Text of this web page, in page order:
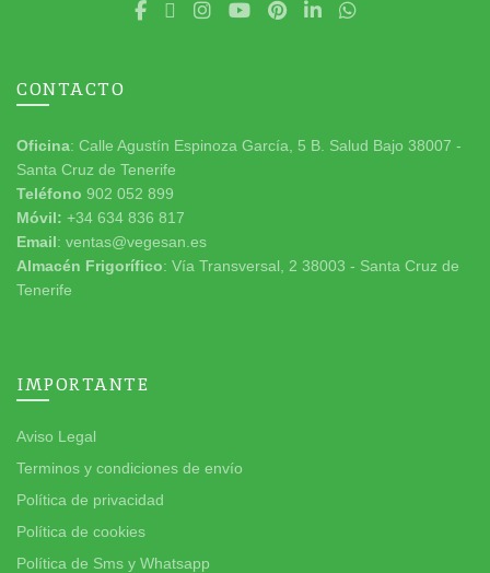
CONTACTO
Oficina: Calle Agustín Espinoza García, 5 B. Salud Bajo 38007 -
Santa Cruz de Tenerife
Teléfono 902 052 899
Móvil: +34 634 836 817
Email: ventas@vegesan.es
Almacén Frigorífico: Vía Transversal, 2 38003 - Santa Cruz de
Tenerife
IMPORTANTE
Aviso Legal
Terminos y condiciones de envío
Política de privacidad
Política de cookies
Política de Sms y Whatsapp